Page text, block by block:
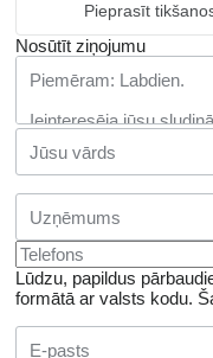
Pieprasīt
Nosūtīt ziņojumu
Lūdzu, papildus
formātā ar valsts kodu.